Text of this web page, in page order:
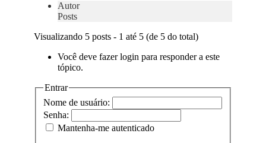
Autor
Posts
Visualizando 5 posts - 1 até 5 (de 5 do total)
Você deve fazer login para responder a este
tópico.
Entrar
Nome de usuário:
Senha:
Mantenha-me autenticado